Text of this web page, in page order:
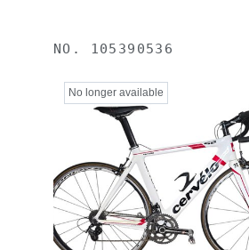
NO. 105390536
No longer available